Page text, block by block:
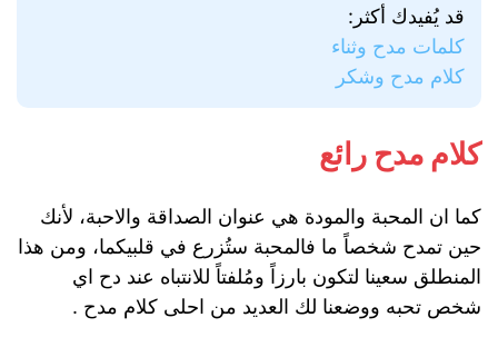
قد يُفيدك أكثر:
كلمات مدح وثناء
كلام مدح وشكر
كلام مدح رائع
كما ان المحبة والمودة هي عنوان الصداقة والاحبة، لأنك
حين تمدح شخصاً ما فالمحبة ستُزرع في قلبيكما، ومن هذا
المنطلق سعينا لتكون بارزاً ومُلفتاً للانتباه عند دح اي
شخص تحبه ووضعنا لك العديد من احلى كلام مدح .